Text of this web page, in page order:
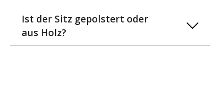
Ist der Sitz gepolstert oder
aus Holz?